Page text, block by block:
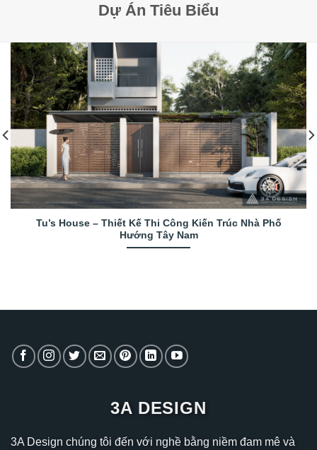
Dự Án Tiêu Biểu
Tu’s House – Thiết Kế Thi Công Kiến Trúc Nhà Phố
Hướng Tây Nam
3A DESIGN
3A Design chúng tôi đến với nghề bằng niềm đam mê và